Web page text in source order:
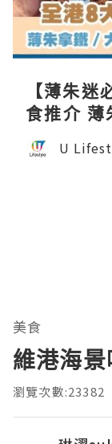
【薄朱
食推介
卷／Donki
U
美食
維港海
瀏覽次數:23382